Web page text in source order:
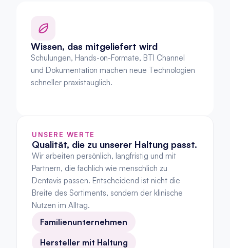
Wissen, das mitgeliefert wird
Schulungen, Hands-on-Formate, BTI Channel
und Dokumentation machen neue Technologien
schneller praxistauglich.
UNSERE WERTE
Qualität, die zu unserer Haltung passt.
Wir arbeiten persönlich, langfristig und mit
Partnern, die fachlich wie menschlich zu
Dentavis passen. Entscheidend ist nicht die
Breite des Sortiments, sondern der klinische
Nutzen im Alltag.
Familienunternehmen
Hersteller mit Haltung